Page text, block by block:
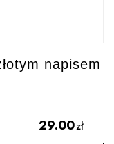
napisem
29.00zł